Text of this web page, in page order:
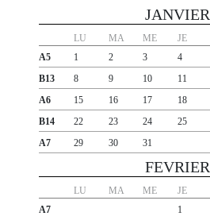
JANVIER
LU MA ME JE
A5
1 2 3 4
B13
8 9 10 11
A6
15 16 17 18
B14
22 23 24 25
A7
29 30 31
FEVRIER
LU MA ME JE
A7
1